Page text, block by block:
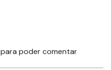
para poder comentar